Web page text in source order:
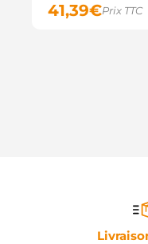
41,39€Prix TTC